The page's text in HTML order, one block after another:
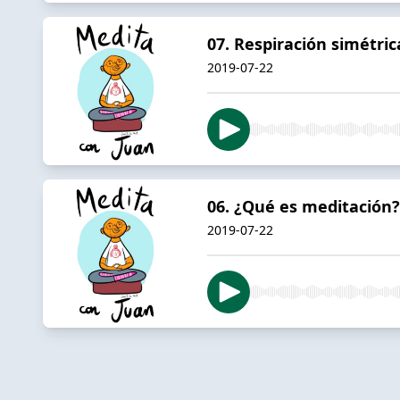
07. Respiración
2019-07-22
06. ¿Qué es meditación?
2019-07-22